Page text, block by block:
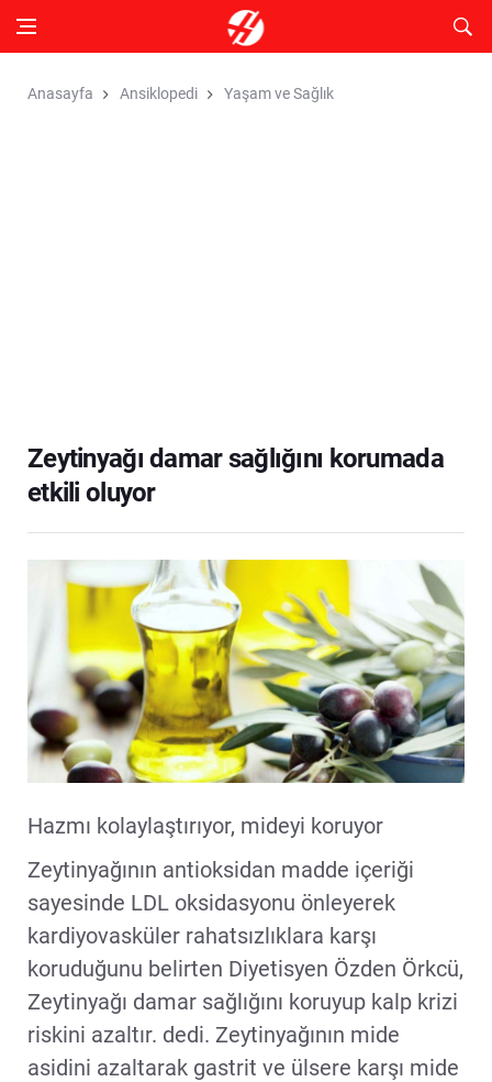
Anasayfa Ansiklopedi Yaşam ve Sağlık
Zeytinyağı damar sağlığını korumada
etkili oluyor
Hazmı kolaylaştırıyor, mideyi koruyor
Zeytinyağının antioksidan madde içeriği
sayesinde LDL oksidasyonu önleyerek
kardiyovasküler rahatsızlıklara karşı
koruduğunu belirten Diyetisyen Özden Örkcü,
Zeytinyağı damar sağlığını koruyup kalp krizi
riskini azaltır. dedi. Zeytinyağının mide
asidini azaltarak gastrit ve ülsere karşı mide